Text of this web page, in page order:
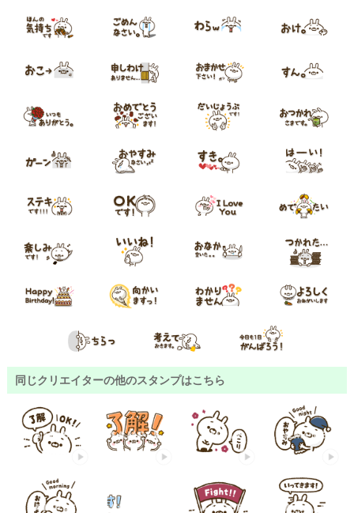
同じクリエイターの他のスタンプはこちら